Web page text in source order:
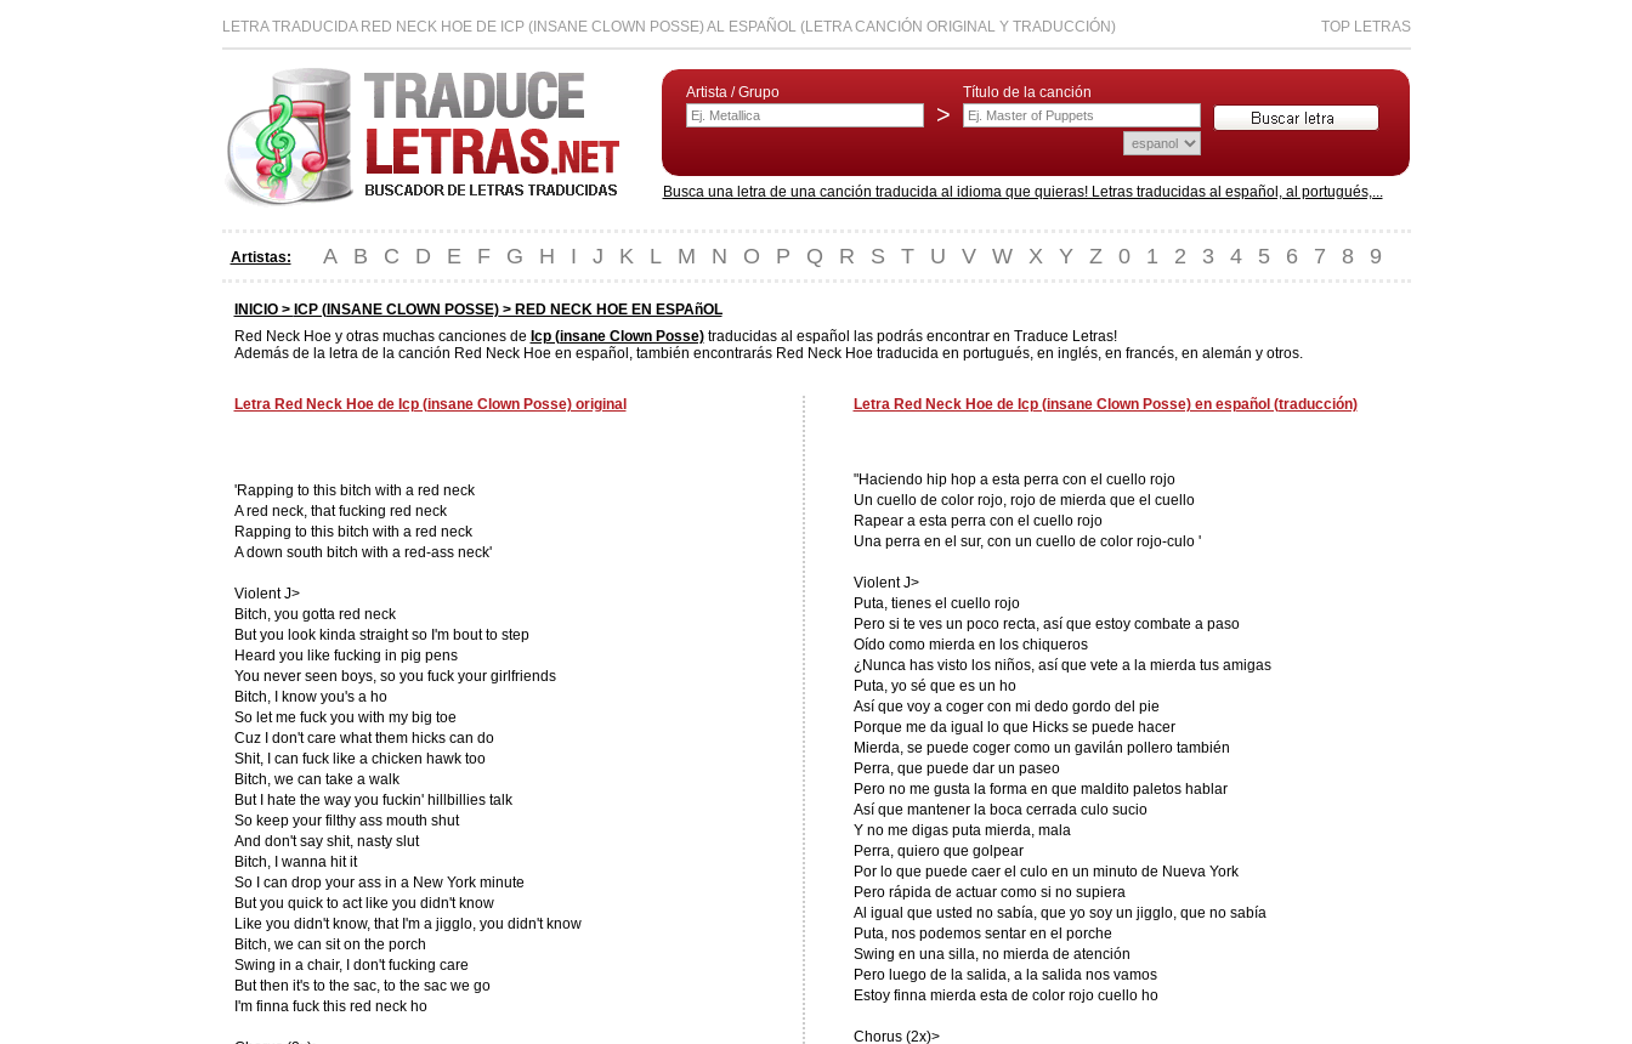
LETRA TRADUCIDA RED NECK HOE DE ICP (INSANE CLOWN POSSE) AL ESPAÑOL (LETRA CANCIÓN ORIGINAL Y TRADUCCIÓN) TOP LETRAS
Artista / Grupo
>
Título de la canción
Busca una letra de una canción traducida al idioma que quieras! Letras traducidas al español, al portugués,...
Artistas: A B C D E F G H I J K L M N O P Q R S T U V W X Y Z 0 1 2 3 4 5 6 7 8 9
INICIO > ICP (INSANE CLOWN POSSE)> RED NECK HOE EN ESPAñOL
Red Neck Hoe y otras muchas canciones de Icp (insane Clown Posse)traducidas al español las podrás encontrar en Traduce Letras!
Además de la letra de la canción Red Neck Hoe en español, también encontrarás Red Neck Hoe traducida en portugués, en inglés, en francés, en alemán y otros.
Letra Red Neck Hoe de Icp (insane Clown Posse) original
'Rapping to this bitch with a red neck
A red neck, that fucking red neck
Rapping to this bitch with a red neck
A down south bitch with a red-ass neck'
Violent J>
Bitch, you gotta red neck
But you look kinda straight so I'm bout to step
Heard you like fucking in pig pens
You never seen boys, so you fuck your girlfriends
Bitch, I know you's a ho
So let me fuck you with my big toe
Cuz I don't care what them hicks can do
Shit, I can fuck like a chicken hawk too
Bitch, we can take a walk
But I hate the way you fuckin' hillbillies talk
So keep your filthy ass mouth shut
And don't say shit, nasty slut
Bitch, I wanna hit it
So I can drop your ass in a New York minute
But you quick to act like you didn't know
Like you didn't know, that I'm a jigglo, you didn't know
Bitch, we can sit on the porch
Swing in a chair, I don't fucking care
But then it's to the sac, to the sac we go
I'm finna fuck this red neck ho
Letra Red Neck Hoe de Icp (insane Clown Posse) en español (traducción)
"Haciendo hip hop a esta perra con el cuello rojo
Un cuello de color rojo, rojo de mierda que el cuello
Rapear a esta perra con el cuello rojo
Una perra en el sur, con un cuello de color rojo-culo '
Violent J>
Puta, tienes el cuello rojo
Pero si te ves un poco recta, así que estoy combate a paso
Oído como mierda en los chiqueros
¿Nunca has visto los niños, así que vete a la mierda tus amigas
Puta, yo sé que es un ho
Así que voy a coger con mi dedo gordo del pie
Porque me da igual lo que Hicks se puede hacer
Mierda, se puede coger como un gavilán pollero también
Perra, que puede dar un paseo
Pero no me gusta la forma en que maldito paletos hablar
Así que mantener la boca cerrada culo sucio
Y no me digas puta mierda, mala
Perra, quiero que golpear
Por lo que puede caer el culo en un minuto de Nueva York
Pero rápida de actuar como si no supiera
Al igual que usted no sabía, que yo soy un jigglo, que no sabía
Puta, nos podemos sentar en el porche
Swing en una silla, no mierda de atención
Pero luego de la salida, a la salida nos vamos
Estoy finna mierda esta de color rojo cuello ho
Chorus (2x)>